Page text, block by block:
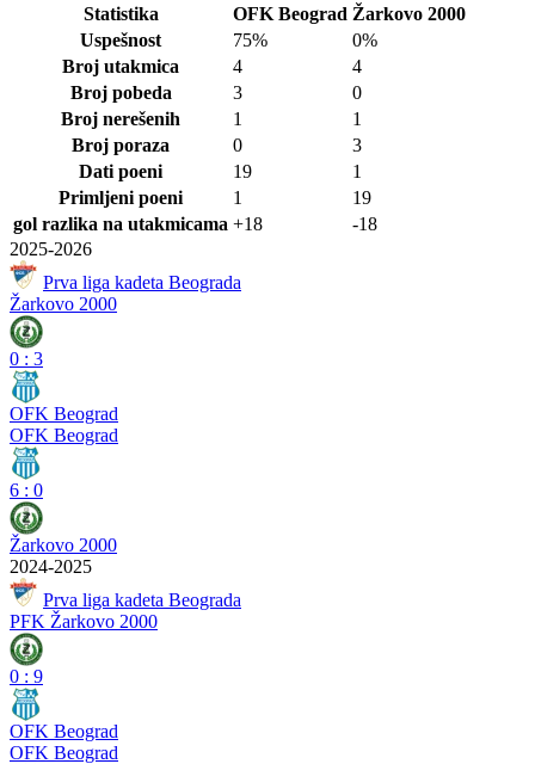
Statistika
OFK Beograd Žarkovo 2000
Uspešnost
75%
0%
Broj utakmica
4
4
Broj pobeda
3
0
Broj nerešenih
1
1
Broj poraza
0
3
Dati poeni
19
1
Primljeni poeni
1
19
gol razlika na utakmicama +18
-18
2025-2026
Prva liga kadeta Beograda
Žarkovo 2000
0 : 3
OFK Beograd
OFK Beograd
6 : 0
Žarkovo 2000
2024-2025
Prva liga kadeta Beograda
PFK Žarkovo 2000
0 : 9
OFK Beograd
OFK Beograd